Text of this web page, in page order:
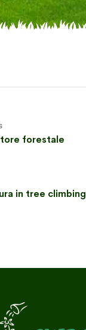
forestale
in tree climbing